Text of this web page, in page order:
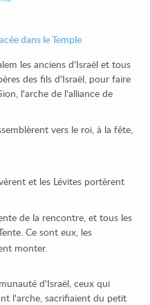
dans le Temple
les anciens d'Israël et tous
des fils d'Israël, pour faire
l'arche de l'alliance de
vers le roi, à la fête,
et les Lévites portèrent
de la rencontre, et tous les
Ce sont eux, les
monter.
d'Israël, ceux qui
l'arche, sacrifiaient du petit